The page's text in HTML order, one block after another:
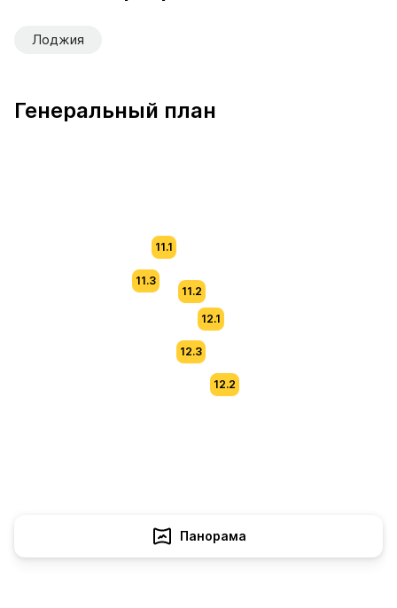
Лоджия
Генеральный план
11.3
11.1
11.2
12.1
12.2
12.3
Панорама